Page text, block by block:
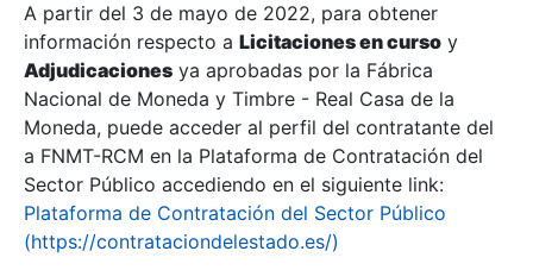
Erakutsi/Ezkutatu
Erakutsi/Ezkutatu
Erakutsi/Ezkutatu
A partir del 3 de mayo de 2022, para obtener
información respecto a Licitaciones en curso y
Adjudicaciones ya aprobadas por la Fábrica
Nacional de Moneda y Timbre - Real Casa de la
Moneda, puede acceder al perfil del contratante del
a FNMT-RCM en la Plataforma de Contratación del
Sector Público accediendo en el siguiente link:
Plataforma de Contratación del Sector Público
(https://contrataciondelestado.es/)